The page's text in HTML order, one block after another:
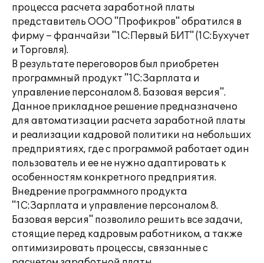
процесса расчета заработной платы
представитель ООО "Профикров" обратился в
фирму – франчайзи "1С:Первый БИТ" (1С:Бухучет
и Торговля).
В результате переговоров был приобретен
программный продукт "1С:Зарплата и
управление персоналом 8. Базовая версия".
Данное прикладное решение предназначено
для автоматизации расчета заработной платы
и реализации кадровой политики на небольших
предприятиях, где с программой работает один
пользователь и ее не нужно адаптировать к
особенностям конкретного предприятия.
Внедрение программного продукта
"1С:Зарплата и управление персоналом 8.
Базовая версия" позволило решить все задачи,
стоящие перед кадровым работником, а также
оптимизировать процессы, связанные с